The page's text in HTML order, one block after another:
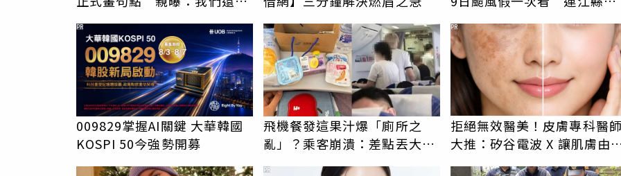
009829掌握AI關鍵 大華韓國
KOSPI 50今強勢開募
PR
飛機餐發這果汁爆「廁所之
亂」？乘客崩潰：差點丟大
拒絕無效醫美！皮膚專科醫
大推：矽谷電波 X 讓肌膚由
PR
PR